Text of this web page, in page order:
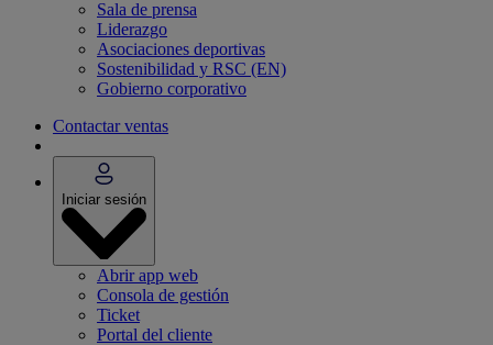
Sala de prensa
Liderazgo
Asociaciones deportivas
Sostenibilidad y RSC (EN)
Gobierno corporativo
Contactar ventas
Iniciar sesión
Abrir app web
Consola de gestión
Ticket
Portal del cliente